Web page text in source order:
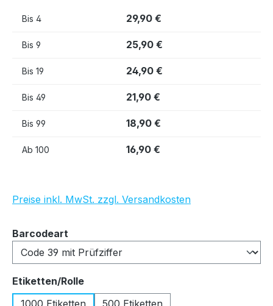
Bis 4 29,90 €
Bis 9 25,90 €
Bis 19 24,90 €
Bis 49 21,90 €
Bis 99 18,90 €
Ab 100 16,90 €
Preise inkl. MwSt. zzgl. Versandkosten
Barcodeart
Etiketten/Rolleauswählen
1000 Etiketten
500 Etiketten